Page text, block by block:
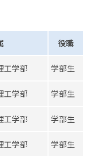
役職
工学部 学部生
工学部 学部生
工学部 学部生
工学部 学部生